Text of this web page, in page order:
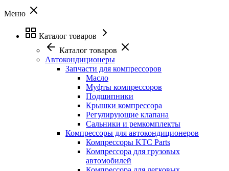
Меню
Каталог товаров
Каталог товаров
Автокондиционеры
Запчасти для компрессоров
Масло
Муфты компрессоров
Подшипники
Крышки компрессора
Регулирующие клапана
Сальники и ремкомплекты
Компрессоры для автокондиционеров
Компрессоры KTC Parts
Компрессора для грузовых
автомобилей